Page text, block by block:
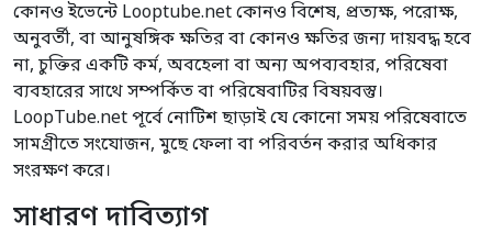
কোনও ইভেন্টে Looptube.net কোনও বিশেষ, প্রত্যক্ষ, পরোক্ষ,
অনুবর্তী, বা আনুষঙ্গিক ক্ষতির বা কোনও ক্ষতির জন্য দায়বদ্ধ হবে
না, চুক্তির একটি কর্ম, অবহেলা বা অন্য অপব্যবহার, পরিষেবা
ব্যবহারের সাথে সম্পর্কিত বা পরিষেবাটির বিষয়বস্তু।
LoopTube.net পূর্বে নোটিশ ছাড়াই যে কোনো সময় পরিষেবাতে
সামগ্রীতে সংযোজন, মুছে ফেলা বা পরিবর্তন করার অধিকার
সংরক্ষণ করে।
সাধারণ দাবিত্যাগ